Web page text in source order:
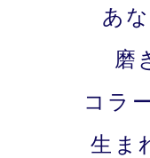
あ
磨
コラ
生ま